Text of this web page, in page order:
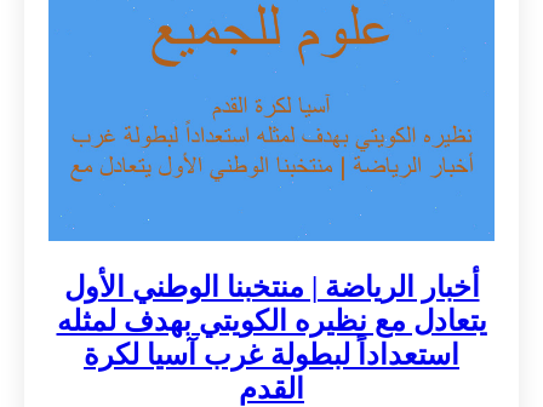
أخبار الرياضة | منتخبنا الوطني الأول
يتعادل مع نظيره الكويتي بهدف لمثله
استعداداً لبطولة غرب آسيا لكرة
القدم